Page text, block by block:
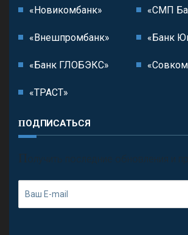
«Новикомбанк» «СМП
«Внешпромбанк» «Банк
«Банк ГЛОБЭКС»
«ТРАСТ»
ПОДПИСАТЬСЯ
П олучить последние обновления и